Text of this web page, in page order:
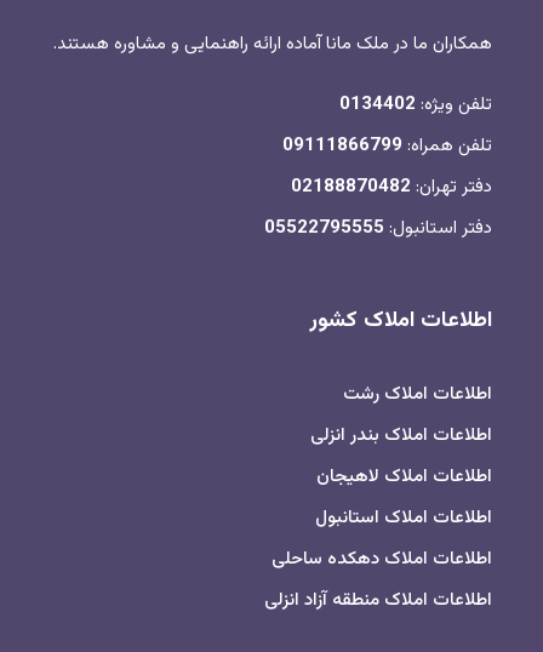
همکاران ما در ملک مانا آماده ارائه راهنمایی و مشاوره هستند.
تلفن ویژه: 0134402
تلفن همراه: 09111866799
دفتر تهران: 02188870482
دفتر استانبول: 05522795555
اطلاعات املاک کشور
اطلاعات املاک رشت
اطلاعات املاک بندر انزلی
اطلاعات املاک لاهیجان
اطلاعات املاک استانبول
اطلاعات املاک دهکده ساحلی
اطلاعات املاک منطقه آزاد انزلی